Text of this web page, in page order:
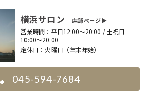
横浜サロン 店舗ページ▶︎
営業時間： 平日12:00〜20:00 / 土祝日
10:00〜20:00
定休日： 火曜日（年末年始）
045-594-7684